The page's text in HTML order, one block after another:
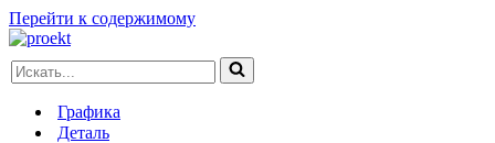
Перейти к содержимому
Искать...
Графика
Деталь